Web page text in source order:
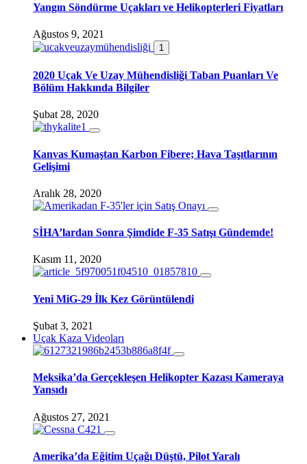
Yangın Söndürme Uçakları ve Helikopterleri Fiyatları
Ağustos 9, 2021
1
2020 Uçak Ve Uzay Mühendisliği Taban Puanları Ve
Bölüm Hakkında Bilgiler
Şubat 28, 2020
Kanvas Kumaştan Karbon Fibere; Hava Taşıtlarının
Gelişimi
Aralık 28, 2020
SİHA’lardan Sonra Şimdide F-35 Satışı Gündemde!
Kasım 11, 2020
Yeni MiG-29 İlk Kez Görüntülendi
Şubat 3, 2021
Uçak Kaza Videoları
Meksika’da Gerçekleşen Helikopter Kazası Kameraya
Yansıdı
Ağustos 27, 2021
Amerika’da Eğitim Uçağı Düştü, Pilot Yaralı